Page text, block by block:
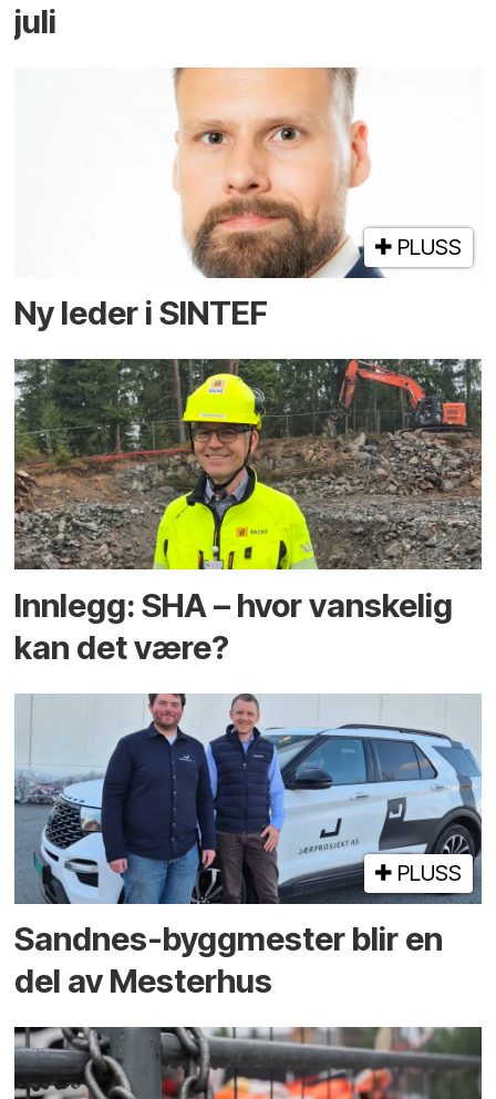
juli
PLUSS
Ny leder i SINTEF
Innlegg: SHA – hvor vanskelig
kan det være?
PLUSS
Sandnes-byggmester blir en
del av Mesterhus